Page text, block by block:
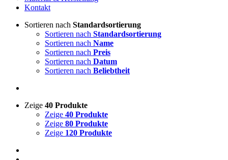
Kontakt
Sortieren nach Standardsortierung
Sortieren nach Standardsortierung
Sortieren nach Name
Sortieren nach Preis
Sortieren nach Datum
Sortieren nach Beliebtheit
Zeige 40 Produkte
Zeige 40 Produkte
Zeige 80 Produkte
Zeige 120 Produkte